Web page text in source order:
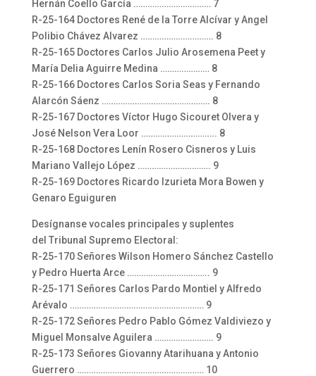
Hernán Coello García …………………………… 7
R-25-164 Doctores René de la Torre Alcívar y Angel
Polibio Chávez Alvarez …………………………. 8
R-25-165 Doctores Carlos Julio Arosemena Peet y
María Delia Aguirre Medina ………………… 8
R-25-166 Doctores Carlos Soria Seas y Fernando
Alarcón Sáenz ………………………………………. 8
R-25-167 Doctores Víctor Hugo Sicouret Olvera y
José Nelson Vera Loor ………………………….. 8
R-25-168 Doctores Lenín Rosero Cisneros y Luis
Mariano Vallejo López …………………………. 9
R-25-169 Doctores Ricardo Izurieta Mora Bowen y
Genaro Eguiguren
Desígnanse vocales principales y suplentes
del Tribunal Supremo Electoral:
R-25-170 Señores Wilson Homero Sánchez Castello
y Pedro Huerta Arce …………………………….. 9
R-25-171 Señores Carlos Pardo Montiel y Alfredo
Arévalo ………………………………………………… 9
R-25-172 Señores Pedro Pablo Gómez Valdiviezo y
Miguel Monsalve Aguilera ……………………. 9
R-25-173 Señores Giovanny Atarihuana y Antonio
Guerrero ……………………………………………… 10